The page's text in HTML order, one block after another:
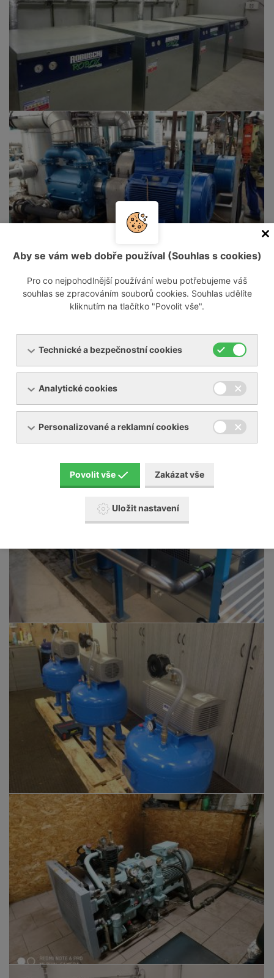
Aby se vám web dobře používal (Souhlas s cookies)
Pro co nejpohodlnější používání webu potřebujeme váš
souhlas se zpracováním souborů cookies. Souhlas udělíte
kliknutím na tlačítko "Povolit vše".
Technické a bezpečnostní cookies
Analytické cookies
Personalizované a reklamní cookies
Povolit vše Zakázat vše
Uložit nastavení